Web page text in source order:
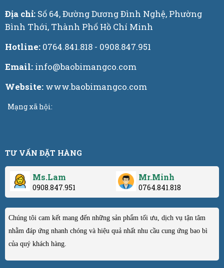
Địa chỉ: Số 64, Đường Dương Đình Nghệ, Phường
Bình Thới, Thành Phố Hồ Chí Minh
Hotline: 0764.841.818 - 0908.847.951
Email: info@baobimangco.com
Website: www.baobimangco.com
Mạng xã hội:
TƯ VẤN ĐẶT HÀNG
Ms.Lam
0908.847.951
Mr.Minh
0764.841.818
Chúng tôi cam kết mang đến những sản phẩm tối ưu, dịch vụ tận tâm
nhằm đáp ứng nhanh chóng và hiệu quả nhất nhu cầu cung ứng bao bì
của quý khách hàng.